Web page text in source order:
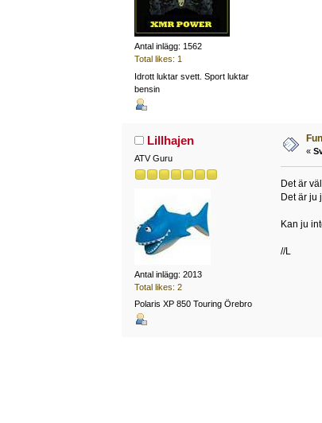
Antal inlägg: 1562
Total likes: 1
Idrott luktar svett. Sport luktar
bensin
Lillhajen
ATV Guru
Antal inlägg: 2013
Total likes: 2
Polaris XP 850 Touring Örebro
«
Det är
Det är ju
Kan ju
//L